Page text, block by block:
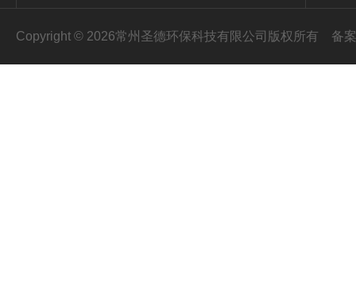
Copyright © 2026常州圣德环保科技有限公司版权所有 备